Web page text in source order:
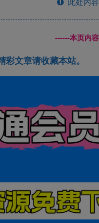
------本页内
文章请收藏本站。